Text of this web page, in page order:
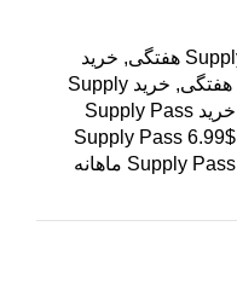
خرید Supply Pass 0.99$ هفتگی, خرید
Supply Pas 1.99$ هفتگی, خرید Supply
Pas 2.99$ هفتگی, خرید Supply Pass
3.99$ ماهانه, خرید Supply Pass 6.99$